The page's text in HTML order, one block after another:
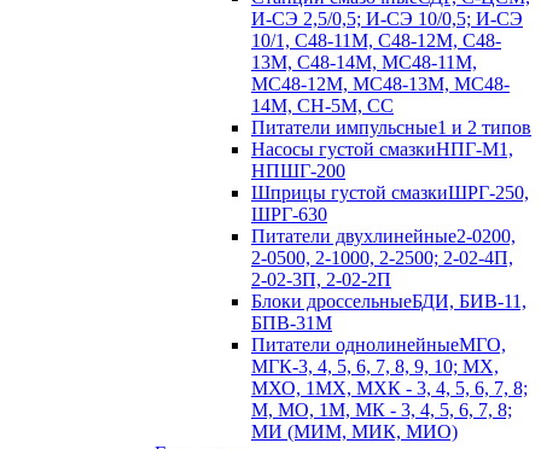
И-СЭ 2,5/0,5; И-СЭ 10/0,5; И-СЭ
10/1, С48-11М, С48-12М, С48-
13М, С48-14М, МС48-11М,
МС48-12М, МС48-13М, МС48-
14М, СН-5М, CC
Питатели импульсные1 и 2 типов
Насосы густой смазкиНПГ-М1,
НПШГ-200
Шприцы густой смазкиШРГ-250,
ШРГ-630
Питатели двухлинейные2-0200,
2-0500, 2-1000, 2-2500; 2-02-4П,
2-02-3П, 2-02-2П
Блоки дроссельныеБДИ, БИВ-11,
БПВ-31М
Питатели однолинейныеМГО,
МГК-3, 4, 5, 6, 7, 8, 9, 10; МХ,
МХО, 1МХ, МХК - 3, 4, 5, 6, 7, 8;
М, МО, 1М, МК - 3, 4, 5, 6, 7, 8;
МИ (МИМ, МИК, МИО)